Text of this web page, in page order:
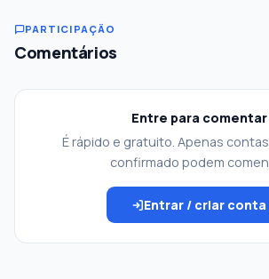
PARTICIPAÇÃO
Comentários
Entre para comentar
É rápido e gratuito. Apenas
confirmado podem
Entrar / criar conta